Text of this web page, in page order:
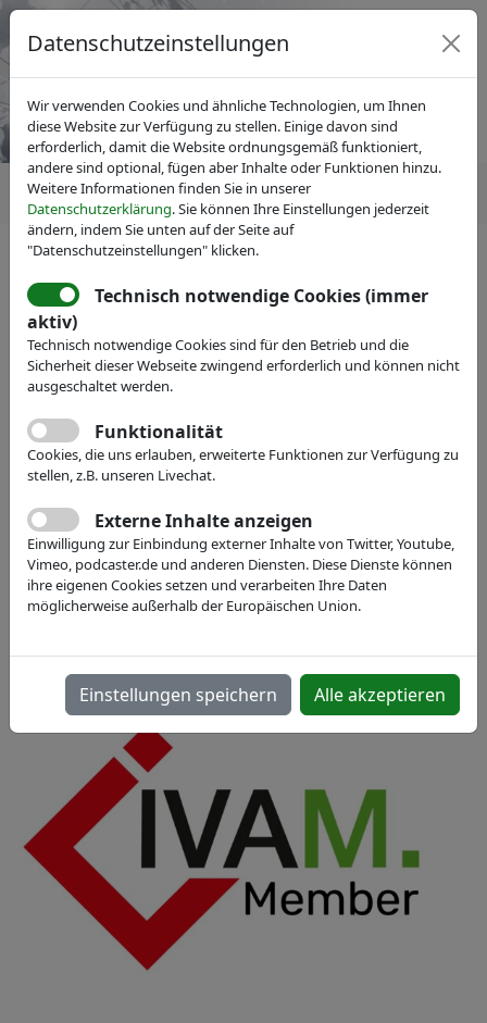
IVAM Fachverband für Mikrotechnik
Veranstaltungen
IVAM Mitgliederversammlung
2025
mit großer 30-Jahre-Jubiläumsparty
21.05.2025, 10:00 - 12:00
englisch für Mitglieder vor Ort
Signal Iduna Park Dortmund, DE
Jetzt anmelden
Datenschutzeinstellungen
Wir verwenden Cookies und ähnliche Technologien, um Ihnen
diese Website zur Verfügung zu stellen. Einige davon sind
erforderlich, damit die Website ordnungsgemäß funktioniert,
andere sind optional, fügen aber Inhalte oder Funktionen hinzu.
Weitere Informationen finden Sie in unserer
Datenschutzerklärung. Sie können Ihre Einstellungen jederzeit
ändern, indem Sie unten auf der Seite auf
"Datenschutzeinstellungen" klicken.
Technisch notwendige Cookies (immer
aktiv)
Technisch notwendige Cookies sind für den Betrieb und die
Sicherheit dieser Webseite zwingend erforderlich und können nicht
ausgeschaltet werden.
Funktionalität
Cookies, die uns erlauben, erweiterte Funktionen zur Verfügung zu
stellen, z.B. unseren Livechat.
Externe Inhalte anzeigen
Einwilligung zur Einbindung externer Inhalte von Twitter, Youtube,
Vimeo, podcaster.de und anderen Diensten. Diese Dienste können
ihre eigenen Cookies setzen und verarbeiten Ihre Daten
möglicherweise außerhalb der Europäischen Union.
Einstellungen speichern Alle akzeptieren